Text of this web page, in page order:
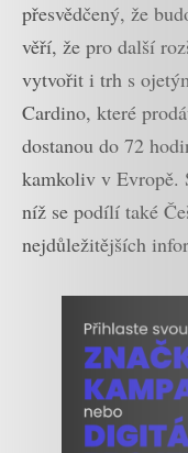
přesvědčený, že
věří, že pro další
vytvořit i trh s
Cardino, které
dostanou do 72
kamkoliv v Evropě.
níž se podílí také
nejdůležitějších